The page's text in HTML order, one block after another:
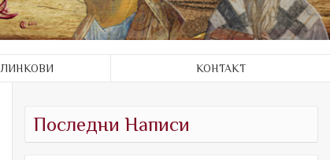
ЛИНКОВИ КОНТАКТ
Последни Написи